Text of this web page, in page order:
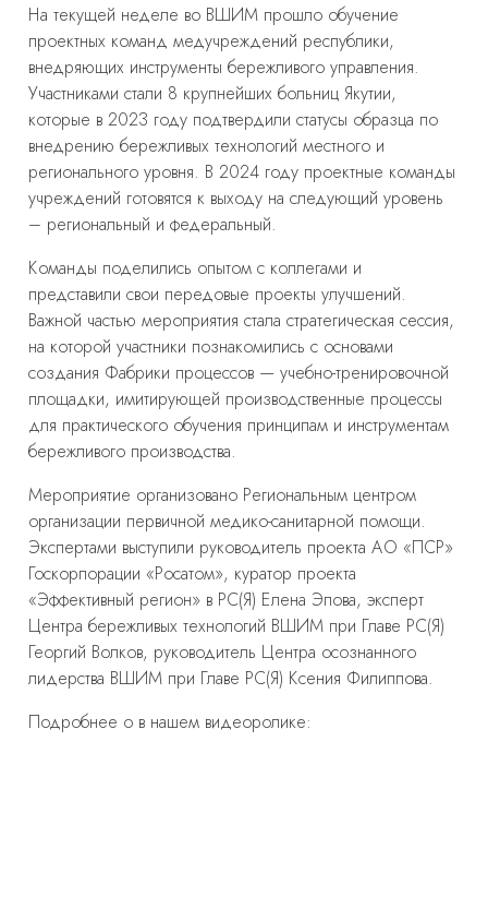
На текущей неделе во ВШИМ прошло обучение
проектных команд медучреждений республики,
внедряющих инструменты бережливого управления.
Участниками стали 8 крупнейших больниц Якутии,
которые в 2023 году подтвердили статусы образца по
внедрению бережливых технологий местного и
регионального уровня. В 2024 году проектные команды
учреждений готовятся к выходу на следующий уровень
– региональный и федеральный.
Команды поделились опытом с коллегами и
представили свои передовые проекты улучшений.
Важной частью мероприятия стала стратегическая сессия,
на которой участники познакомились с основами
создания Фабрики процессов — учебно-тренировочной
площадки, имитирующей производственные процессы
для практического обучения принципам и инструментам
бережливого производства.
Мероприятие организовано Региональным центром
организации первичной медико-санитарной помощи.
Экспертами выступили руководитель проекта АО «ПСР»
Госкорпорации «Росатом», куратор проекта
«Эффективный регион» в РС(Я) Елена Эпова, эксперт
Центра бережливых технологий ВШИМ при Главе РС(Я)
Георгий Волков, руководитель Центра осознанного
лидерства ВШИМ при Главе РС(Я) Ксения Филиппова.
Подробнее о в нашем видеоролике: